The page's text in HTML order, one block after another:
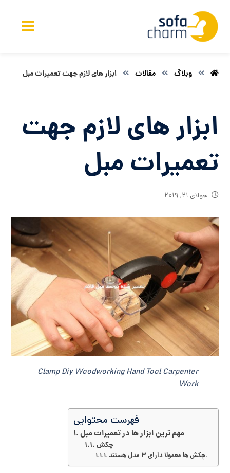
وبلاگ مقالات ابزار های لازم جهت تعمیرات مبل
ابزار های لازم جهت
تعمیرات مبل
جولای ۲۱, ۲۰۱۹
Clamp Diy Woodworking Hand Tool Carpenter
Work
فهرست محتوایی
مهم ترین ابزار ها در تعمیرات مبل
چکش
چکش ها معمولا دارای 3 مدل هستند.